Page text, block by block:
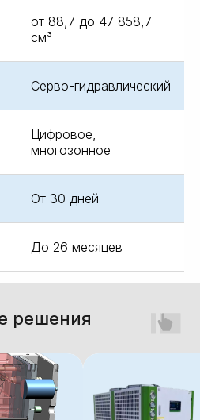
от 88,7 до 47 858,7
см³
Серво-гидравлический
Цифровое,
многозонное
От 30 дней
До 26 месяцев
решения